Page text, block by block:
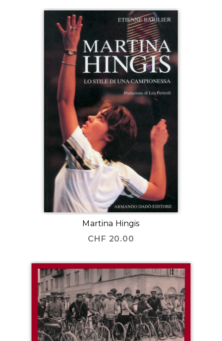
Martina Hingis
CHF 20.00